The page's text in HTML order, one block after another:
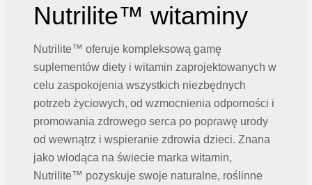
Nutrilite™ witaminy
Nutrilite™ oferuje kompleksową gamę
suplementów diety i witamin zaprojektowanych w
celu zaspokojenia wszystkich niezbędnych
potrzeb życiowych, od wzmocnienia odporności i
promowania zdrowego serca po poprawę urody
od wewnątrz i wspieranie zdrowia dzieci. Znana
jako wiodąca na świecie marka witamin,
Nutrilite™ pozyskuje swoje naturalne, roślinne